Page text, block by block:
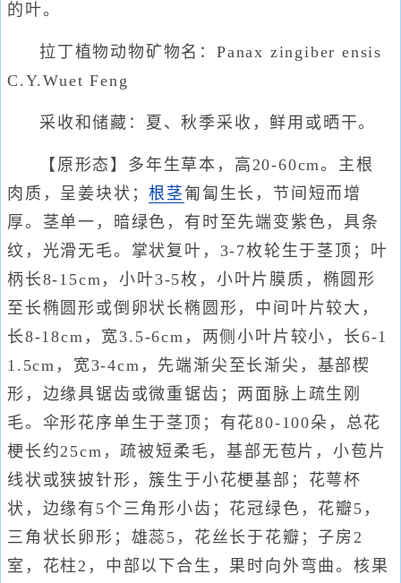
的叶。
拉丁植物动物矿物名：Panax zingiber ensis
C.Y.Wuet Feng
采收和储藏：夏、秋季采收，鲜用或晒干。
【原形态】多年生草本，高20-60cm。主根
肉质，呈姜块状；根茎匍匐生长，节间短而增
厚。茎单一，暗绿色，有时至先端变紫色，具条
纹，光滑无毛。掌状复叶，3-7枚轮生于茎顶；叶
柄长8-15cm，小叶3-5枚，小叶片膜质，椭圆形
至长椭圆形或倒卵状长椭圆形，中间叶片较大，
长8-18cm，宽3.5-6cm，两侧小叶片较小，长6-1
1.5cm，宽3-4cm，先端渐尖至长渐尖，基部楔
形，边缘具锯齿或微重锯齿；两面脉上疏生刚
毛。伞形花序单生于茎顶；有花80-100朵，总花
梗长约25cm，疏被短柔毛，基部无苞片，小苞片
线状或狭披针形，簇生于小花梗基部；花萼杯
状，边缘有5个三角形小齿；花冠绿色，花瓣5，
三角状长卵形；雄蕊5，花丝长于花瓣；子房2
室，花柱2，中部以下合生，果时向外弯曲。核果